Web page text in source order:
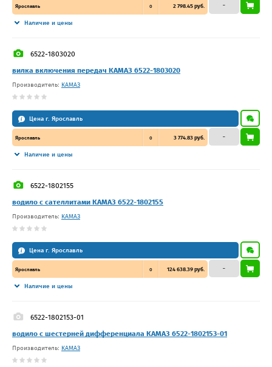
Ярославль 0 2 798.45 руб.
Наличие и цены
–
6522-1803020
вилка включения передач КАМАЗ 6522-1803020
Производитель: КАМАЗ
Цена г. Ярославль
Ярославль 0 3 774.83 руб.
Наличие и цены
–
6522-1802155
водило с сателлитами КАМАЗ 6522-1802155
Производитель: КАМАЗ
Цена г. Ярославль
Ярославль 0 124 638.39 руб.
Наличие и цены
–
6522-1802153-01
водило с шестерней дифференциала КАМАЗ 6522-1802153-01
Производитель: КАМАЗ